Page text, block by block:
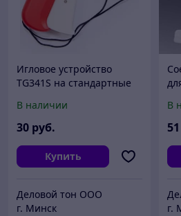
Игловое устройство
TG341S на стандартные
В наличии
30 руб.
Купить
Деловой тон ООО
г. Минск
В
51
г.